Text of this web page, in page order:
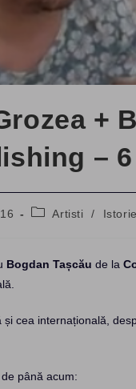
+
–
PostArtisti / Istorie
Bogdan Tașcău de la
cea internațională,
până acum: